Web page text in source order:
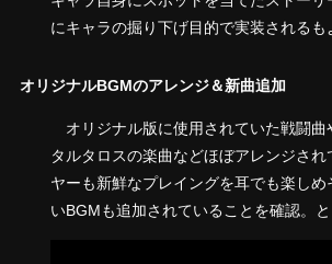
にキャラの掘り下げ目的で実装されるも
オリジナルBGMのアレンジ＆新曲追加
オリジナル版に使用されていた戦闘曲
タルタロスの楽曲などほぼアレンジされ
ヤーも新鮮なプレイングを耳でも楽しめ
いBGMも追加されていることを確認。と